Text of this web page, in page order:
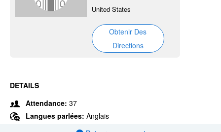
United States
Obtenir Des
Directions
DETAILS
Attendance: 37
Langues parlées: Anglais